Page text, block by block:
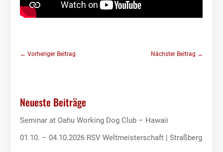
←Vorheriger Beitrag Nächster Beitrag →
Neueste Beiträge
Seminar at Oahu Working Dog Club – Hawaii
01.10. – 04.10.2026 RSV Weltmeisterschaft | Straßberg